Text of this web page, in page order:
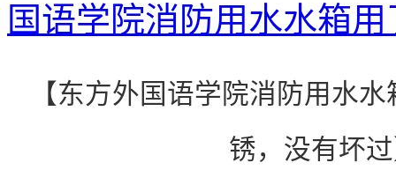
国语学院消防用水水箱
【东方外国语学院消防用水
锈，没有坏